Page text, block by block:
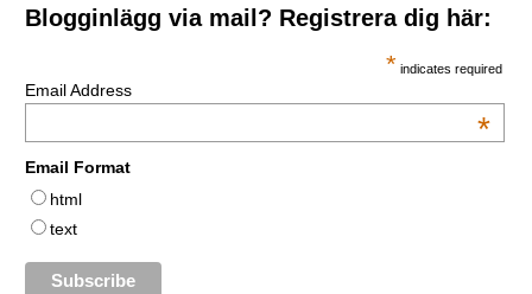
Blogginlägg via mail? Registrera dig här:
* indicates required
Email Address
*
Email Format
html
text